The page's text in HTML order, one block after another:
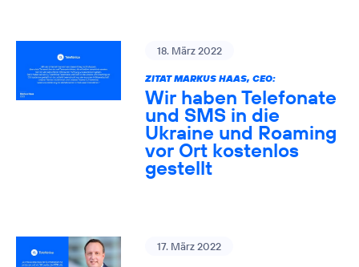
18. März 2022
ZITAT MARKUS HAAS, CEO:
Wir haben Telefonate
und SMS in die
Ukraine und Roaming
vor Ort kostenlos
gestellt
17. März 2022